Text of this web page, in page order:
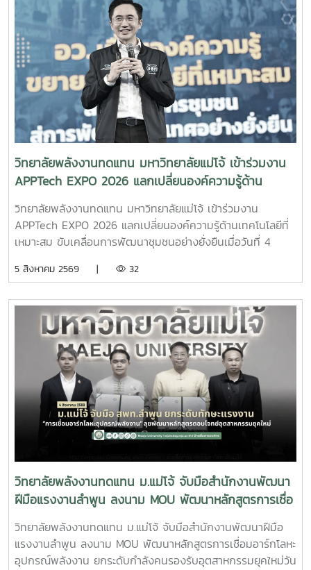
วิทยาลัยพลังงานทดแทน มหาวิทยาลัยแม่โจ้ เข้าร่วมงาน
APPTech EXPO 2026 แลกเปลี่ยนองค์ความรู้ด้าน
เทคโนโลยีที่เหมาะสม ขับเคลื่อนการพัฒนาชุมชนอย่าง
ยั่งยืน
วิทยาลัยพลังงานทดแทน มหาวิทยาลัยแม่โจ้ เข้าร่วมงาน
APPTech EXPO 2026 แลกเปลี่ยนองค์ความรู้ด้านเทคโนโลยีที่
เหมาะสม ขับเคลื่อนการพัฒนาชุมชนอย่างยั่งยืนเมื่อวันที่ 4
ช่วยศาสตราจารย์ ดร.ภคมน ปินตานา อาจารย์ประจำวิทยาลัย
APPTech EXPO 2026 : พลังเทคโนโลยีที่เหมาะสม เพื่อการ
พัฒนาชุมชนพื้นที่ “สร้างนวัตกรชุมชน ขับเคลื่อนเศรษฐกิจ
ฐานรากอย่างยั่งยืน” ณ โรงแรมเซ็นทารา แกรนด์ แอท เซ็นทรัล
พลาซา ลาดพร้าว กรุงเทพมหานครภายในงานมีการนำเสนอ
แนวคิดและแนวทางการขับเคลื่อน Appropriate Technology
(AppTech) เพื่อยกระดับเศรษฐกิจฐานราก โดยมุ่งเชื่อมโยงองค์
ความรู้จากสถาบันการศึกษาสู่การใช้ประโยชน์ในชุมชน ผ่านการ
พัฒนาเทคโนโลยีที่เหมาะสม การสร้างนวัตกรชุมชน และการ
พัฒนา แพลตฟอร์ม AppTech ซึ่งเป็นระบบสนับสนุนการ
ถ่ายทอดเทคโนโลยี การเชื่อมโยงเครือข่ายความร่วมมือ และการ
สร้างโอกาสในการเพิ่มรายได้ให้แก่ประชาชนอย่างยั่งยืนประเด็น
สำคัญภายในงาน ประกอบด้วย - การพัฒนาเทคโนโลยีที่เหมาะ
สม (Appropriate Technology) เพื่อการพัฒนาชุมชน- การ
สร้างและพัฒนานวัตกรชุมชนเพื่อขับเคลื่อนเศรษฐกิจฐานราก -
การประยุกต์ใช้แพลตฟอร์ม AppTech เพื่อถ่ายทอดองค์ความรู้
และเชื่อมโยงเครือข่าย - การแลกเปลี่ยนประสบการณ์ระหว่าง
5 สิงหาคม 2569 | 32
วิทยาลัยพลังงานทดแทน ม.แม่โจ้ จับมือสำนักงานพัฒนา
ฝีมือแรงงานลำพูน ลงนาม MOU พัฒนาหลักสูตรการเชื่อ
มอาร์กโลหะอุปกรณ์พลังงาน ยกระดับกำลังคนรองรับ
อุตสาหกรรมยุคใหม่
วิทยาลัยพลังงานทดแทน ม.แม่โจ้ จับมือสำนักงานพัฒนาฝีมือ
แรงงานลำพูน ลงนาม MOU พัฒนาหลักสูตรการเชื่อมอาร์กโลหะ
อุปกรณ์พลังงาน ยกระดับกำลังคนรองรับอุตสาหกรรมยุคใหม่วัน